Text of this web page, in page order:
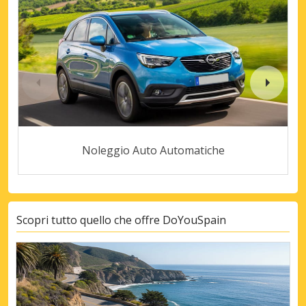
Noleggio Auto Automatiche
Scopri tutto quello che offre DoYouSpain